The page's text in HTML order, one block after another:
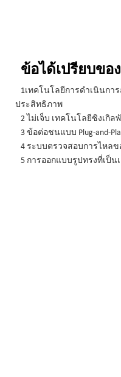
ข้อได้เปรียบข
1เทคโนโลยีการดำเนินกา
ประสิทธิภาพ
2 ไม่เจ็บ เทคโนโลยีซิงเกิล
3 ข้อต่อชนแบบ Plug-and-
4 ระบบตรวจสอบการไหล
5 การออกแบบรูปทรงที่เป็